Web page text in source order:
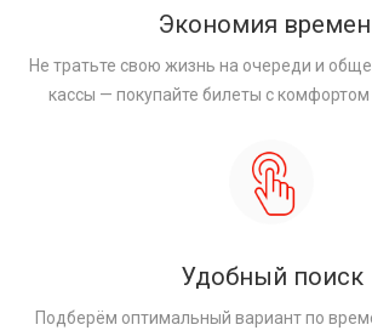
Экономия
Не тратьте свою жизнь на очереди и
кассы — покупайте билеты с
Удобный поиск
Подберём оптимальный вариант по